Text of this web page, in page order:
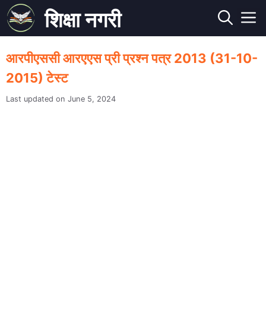
Skip
to
content
शिक्षा नगरी
आरपीएससी आरएएस प्री प्रश्न पत्र 2013 (31-10-
2015) टेस्ट
June 5, 2024